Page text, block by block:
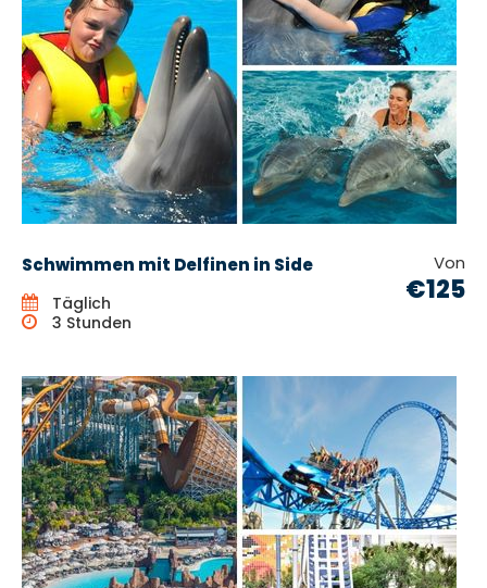
Schwimmen mit Delfinen in Side Von
€125
Täglich
3 Stunden